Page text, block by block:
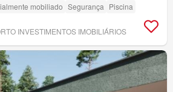
mobiliado Segurança Piscina
INVESTIMENTOS IMOBILIÁRIOS